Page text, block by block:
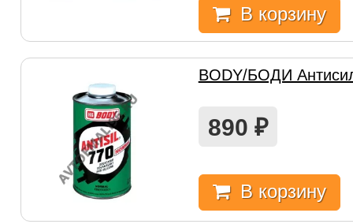
В корзину
BODY/БОДИ
890 ₽
В корзину